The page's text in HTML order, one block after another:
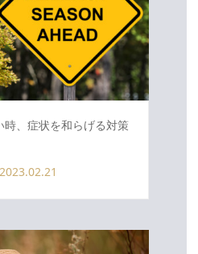
時、症状を和らげる対策
2023.02.21